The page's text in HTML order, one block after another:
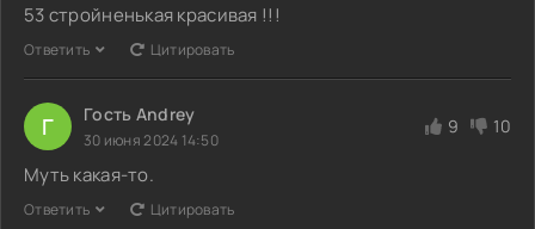
53 стройненькая красивая !!!
Ответить Цитировать
Г Гость Andrey
30 июня 2024 14:50
9 10
Муть какая-то.
Ответить Цитировать